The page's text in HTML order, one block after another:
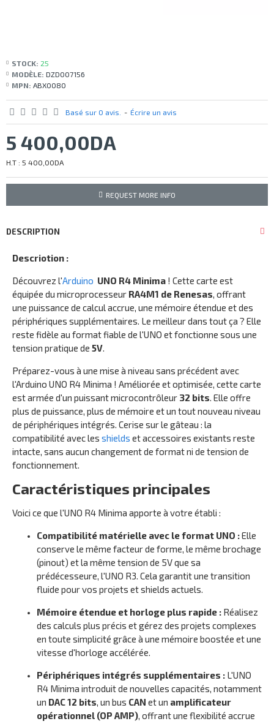
STOCK: 25
MODÈLE: DZD007156
MPN: ABX0080
Basé sur 0 avis. - Écrire un avis
5 400,00DA
H.T : 5 400,00DA
REQUEST MORE INFO
DESCRIPTION
Descriotion :
Découvrez l'Arduino UNO R4 Minima ! Cette carte est
équipée du microprocesseur RA4M1 de Renesas, offrant
une puissance de calcul accrue, une mémoire étendue et des
périphériques supplémentaires. Le meilleur dans tout ça ? Elle
reste fidèle au format fiable de l'UNO et fonctionne sous une
tension pratique de 5V.
Préparez-vous à une mise à niveau sans précédent avec
l'Arduino UNO R4 Minima ! Améliorée et optimisée, cette carte
est armée d'un puissant microcontrôleur 32 bits. Elle offre
plus de puissance, plus de mémoire et un tout nouveau niveau
de périphériques intégrés. Cerise sur le gâteau : la
compatibilité avec les shields et accessoires existants reste
intacte, sans aucun changement de format ni de tension de
fonctionnement.
Caractéristiques principales
Voici ce que l'UNO R4 Minima apporte à votre établi :
Compatibilité matérielle avec le format UNO :Elle
conserve le même facteur de forme, le même brochage
(pinout) et la même tension de 5V que sa
prédécesseure, l'UNO R3. Cela garantit une transition
fluide pour vos projets et shields actuels.
Mémoire étendue et horloge plus rapide : Réalisez
des calculs plus précis et gérez des projets complexes
en toute simplicité grâce à une mémoire boostée et une
vitesse d'horloge accélérée.
Périphériques intégrés supplémentaires : L'UNO
R4 Minima introduit de nouvelles capacités, notamment
un DAC 12 bits, un bus CAN et un amplificateur
opérationnel (OP AMP), offrant une flexibilité accrue